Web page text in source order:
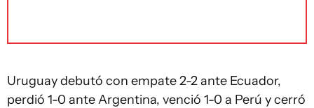
Uruguay debutó con empate 2-2 ante Ecuador,
perdió 1-0 ante Argentina, venció 1-0 a Perú y cerró